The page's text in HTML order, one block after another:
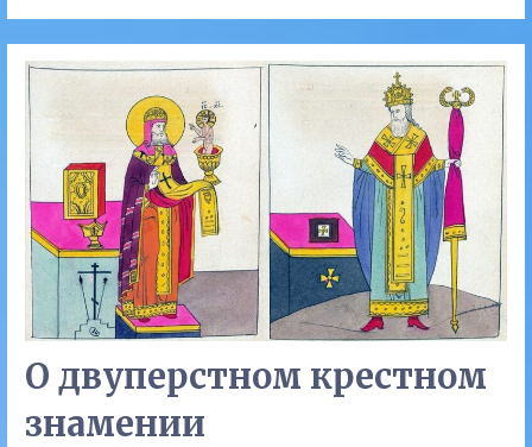
О двуперстном крестном
знамении